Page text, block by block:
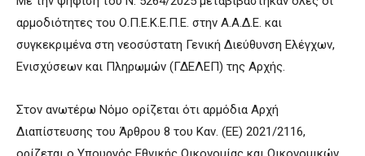
αρμοδιότητες του Ο.Π.Ε.Κ.Ε.Π.Ε. στην Α.Α.Δ.Ε. και
συγκεκριμένα στη νεοσύστατη Γενική Διεύθυνση Ελέγχων,
Ενισχύσεων και Πληρωμών (ΓΔΕΛΕΠ) της Αρχής.
Στον ανωτέρω Νόμο ορίζεται ότι αρμόδια Αρχή
Διαπίστευσης του Άρθρου 8 του Καν. (ΕΕ) 2021/2116,